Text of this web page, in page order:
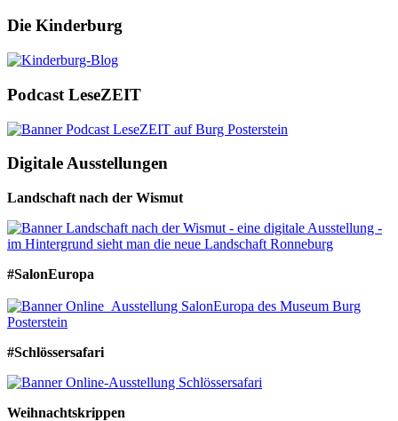
Die Kinderburg
Podcast LeseZEIT
Digitale Ausstellungen
Landschaft nach der Wismut
#SalonEuropa
#Schlössersafari
Weihnachtskrippen